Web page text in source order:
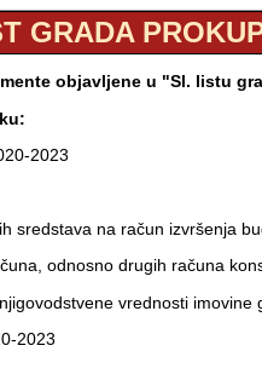
GRADA
objavljene u "Sl. listu
2023
sredstava na račun izvršenja
odnosno drugih računa
vrednosti imovine
2023